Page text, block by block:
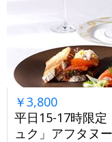
￥3,800
平日15-17時限定
ュク」アフタヌ